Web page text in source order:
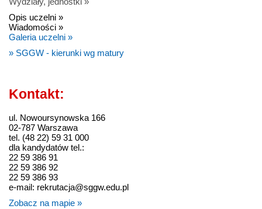
Opis uczelni »
Wiadomości »
Galeria uczelni »
» SGGW - kierunki wg matury
Kontakt:
ul. Nowoursynowska 166
02-787 Warszawa
tel. (48 22) 59 31 000
dla kandydatów tel.:
22 59 386 91
22 59 386 92
22 59 386 93
e-mail: rekrutacja@sggw.edu.pl
Zobacz na mapie »